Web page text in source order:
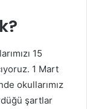
15
1 Mart
okullarımız
şartlar